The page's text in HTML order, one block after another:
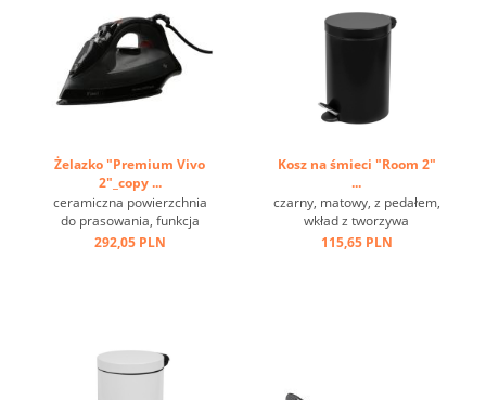
Żelazko "Premium Vivo
2"_copy ...
ceramiczna powierzchnia
do prasowania, funkcja
sprzyskiwania i pary,
292,05 PLN
Kosz na śmieci "Room 2"
...
czarny, matowy, z pedałem,
wkład z tworzywa
sztucznego, ring na spodzie
115,65 PLN